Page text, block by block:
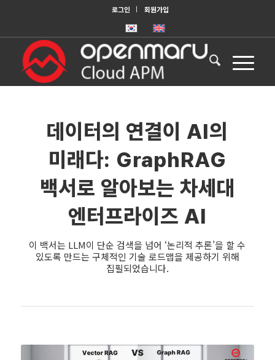
로그인 회원가입
데이터의 연결이 AI의
미래다: GraphRAG
백서로 알아보는 차세대
엔터프라이즈 AI
이 백서는 LLM이 단순 검색을 넘어 ‘논리적 추론’을 할 수
있도록 만드는 구체적인 기술 로드맵을 제공하기 위해
집필되었습니다.